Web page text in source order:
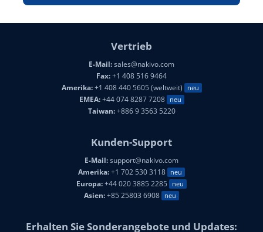
Vertrieb
E-Mail:sales@nakivo.com
Fax:+1 408 516 9464
Amerika:+1 408 440 5605 (weltweit) neu
EMEA:+44 074 8287 7208 neu
Taiwan:+886 9 3563 5220
Kunden-Support
E-Mail:support@nakivo.com
Amerika:+1 702 530 3118 neu
Europa:+44 020 3885 2285 neu
Asien:+85 25803 6908 neu
Erhalten Sie Sonderangebote und Updates: